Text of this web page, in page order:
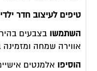
טיפים לעיצוב חדר
השתמשובצבעים
אווירה שמחה ומזמינה
הוסיפו אלמנטים